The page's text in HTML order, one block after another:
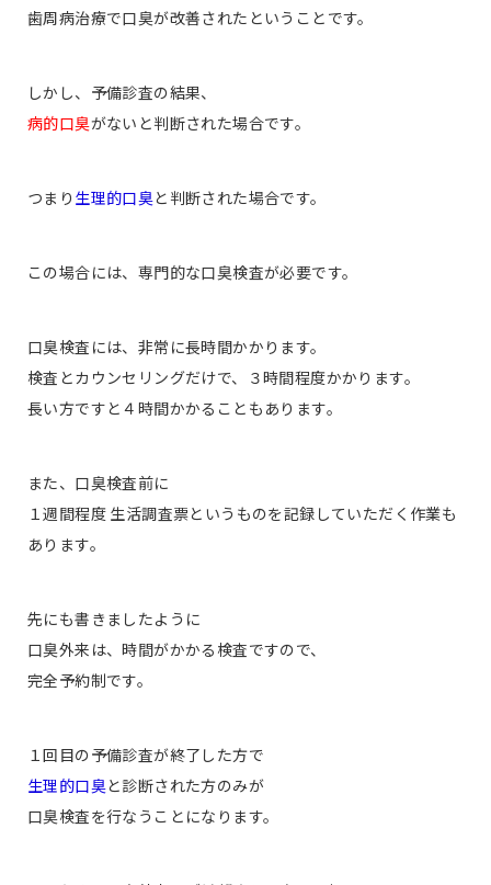
歯周病治療で口臭が改善されたということです。
しかし、予備診査の結果、
病的口臭がないと判断された場合です。
つまり 生理的口臭と判断された場合です。
この場合には、専門的な口臭検査が必要です。
口臭検査には、非常に長時間かかります。
検査とカウンセリングだけで、３時間程度かかります。
長い方ですと４時間かかることもあります。
また、口臭検査前に
１週間程度 生活調査票というものを記録していただく作業も
あります。
先にも書きましたように
口臭外来は、時間がかかる検査ですので、
完全予約制です。
１回目の予備診査が終了した方で
生理的口臭と診断された方のみが
口臭検査を行なうことになります。